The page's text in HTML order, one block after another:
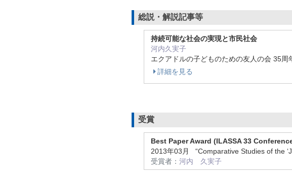
総説・解説記事等
持続可能な社会の実現と市民社会
河内久実子
エクアドルの子どものための友人の会
詳細を見る
受賞
Best Paper Award (ILASSA 33
2013年03月 “Comparative Studies of the
受賞者： 河内 久実子